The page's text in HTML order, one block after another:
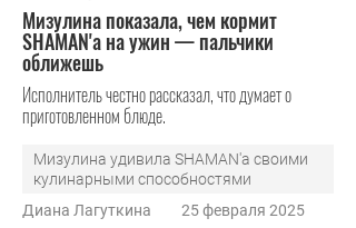
Мизулина показала, чем кормит
SHAMAN'а на ужин — пальчики
оближешь
Исполнитель честно рассказал, что думает о
приготовленном блюде.
Мизулина удивила SHAMAN'а своими
кулинарными способностями
Диана Лагуткина
25 февраля 2025